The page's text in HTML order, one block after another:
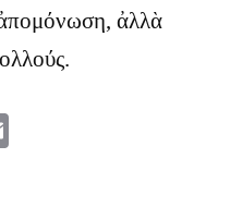
ἀλλὰ
Email